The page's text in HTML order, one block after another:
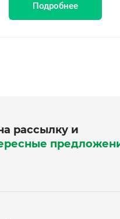
Подробнее
рассылку и